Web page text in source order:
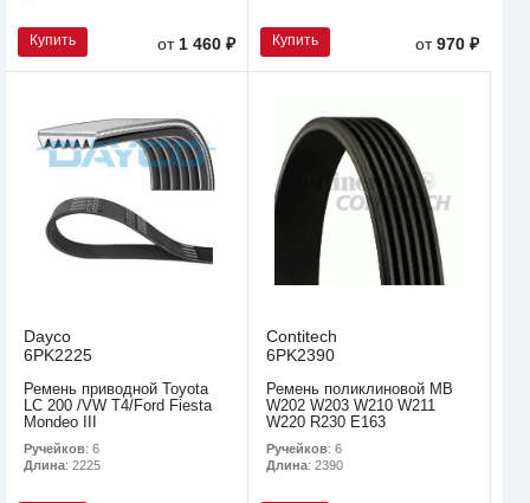
Купить от 1 460 ₽ Купить от970 ₽
Dayco
6PK2225
Ремень приводной Toyota
LC 200 /VW T4/Ford Fiesta
Mondeo III
Ручейков: 6
Длина: 2225
Contitech
6PK2390
Ремень поликлиновой MB
W202 W203 W210 W211
W220 R230 E163
Ручейков: 6
Длина: 2390